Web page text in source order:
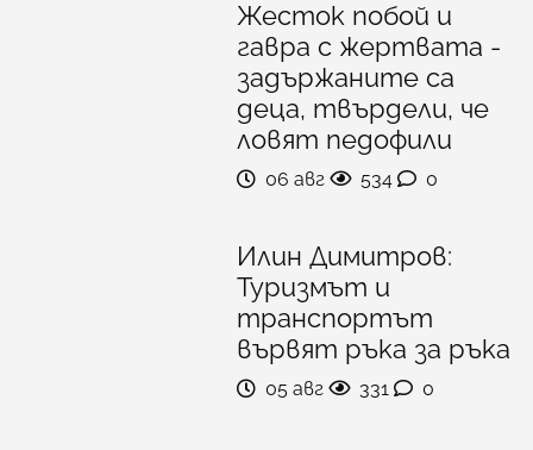
Жесток побой и
гавра с жертвата -
задържаните са
деца, твърдели, че
ловят педофили
06 авг 534 0
Илин Димитров:
Туризмът и
транспортът
вървят ръка за ръка
05 авг 331 0